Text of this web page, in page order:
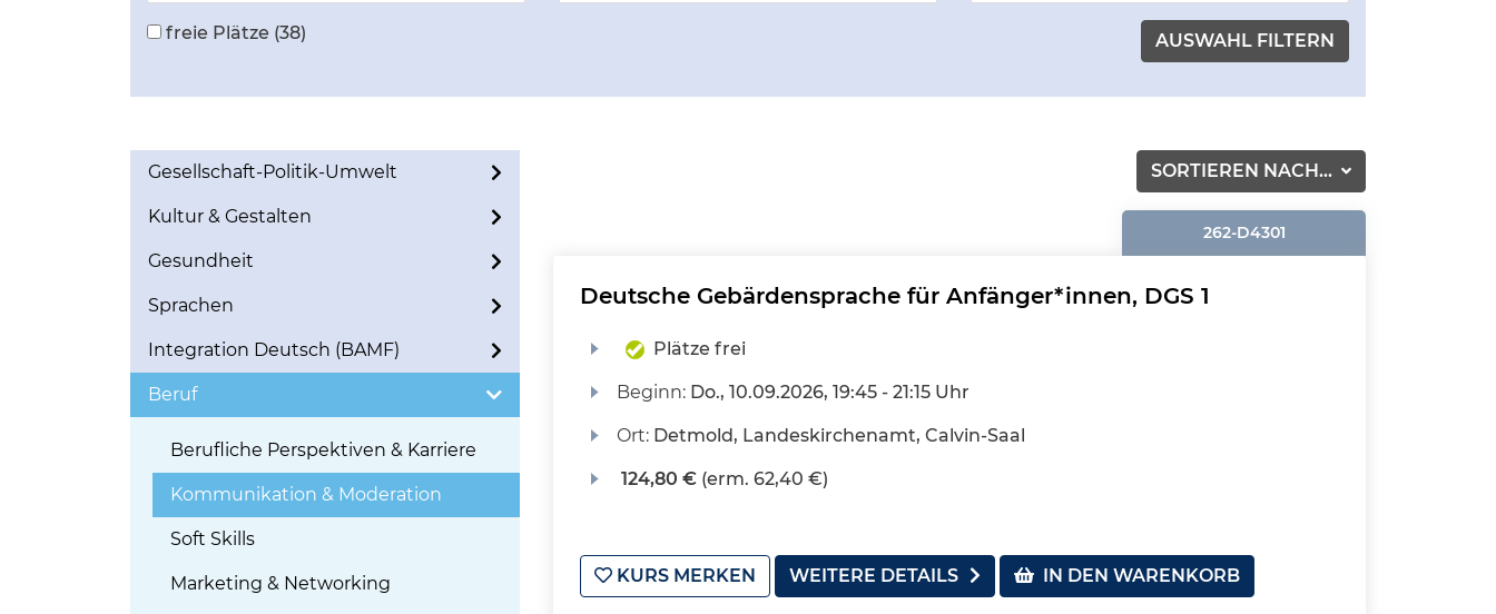
freie Plätze (38)
Gesellschaft-Politik-Umwelt
Kultur & Gestalten
Gesundheit
Sprachen
Integration Deutsch (BAMF)
Beruf
Berufliche Perspektiven & Karriere
Kommunikation & Moderation
Soft Skills
Marketing & Networking
SORTIEREN NACH...
262-D4301
Deutsche Gebärdensprache für Anfänger*innen, DGS 1
Plätze frei
Beginn: Do., 10.09.2026, 19:45 - 21:15 Uhr
Ort: Detmold, Landeskirchenamt, Calvin-Saal
124,80 €(erm. 62,40 €)
KURS MERKEN WEITERE DETAILS IN DEN WARENKORB